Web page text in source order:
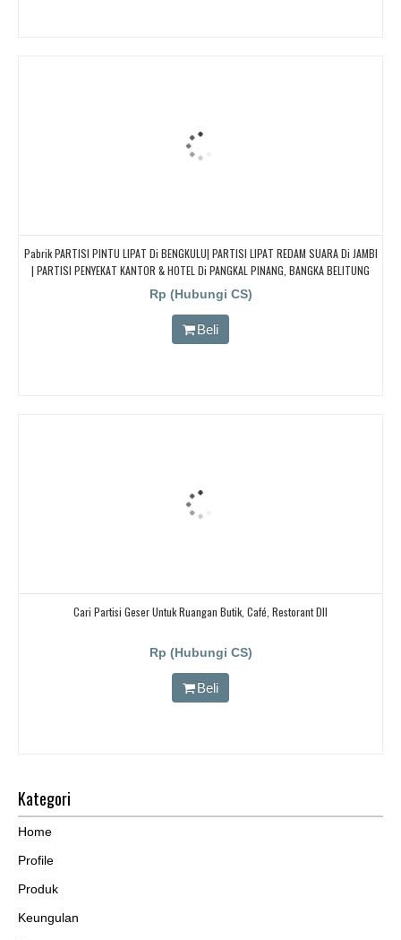
Pabrik PARTISI PINTU LIPAT Di BENGKULU| PARTISI LIPAT REDAM SUARA Di JAMBI
| PARTISI PENYEKAT KANTOR & HOTEL Di PANGKAL PINANG, BANGKA BELITUNG
Rp (Hubungi CS)
Beli
Cari Partisi Geser Untuk Ruangan Butik, Café, Restorant Dll
Rp (Hubungi CS)
Beli
Kategori
Home
Profile
Produk
Keungulan